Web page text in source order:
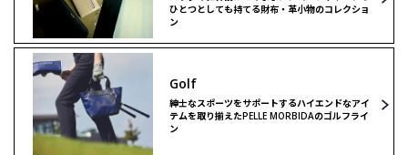
リミテッドモデル
ゴルフ
ゴルフ
ひとつとしても持てる財布・革小物のコレクショ
ン
Golf
紳士なスポーツをサポートするハイエンドなアイ
テムを取り揃えたPELLE MORBIDAのゴルフライ
ン